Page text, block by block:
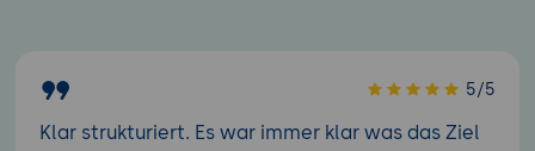
5/5
Klar strukturiert. Es war immer klar was das Ziel